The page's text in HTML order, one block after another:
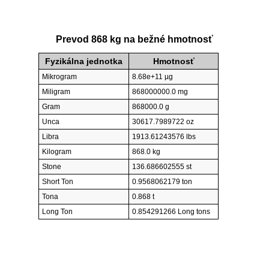
Prevod 868 kg na bežné hmotnosť
Fyzikálna jednotka Hmotnosť
Mikrogram
8.68e+11 µg
Miligram
868000000.0 mg
Gram
868000.0 g
Unca
30617.7989722 oz
Libra
1913.61243576 lbs
Kilogram
868.0 kg
Stone
136.686602555 st
Short Ton
0.9568062179 ton
Tona
0.868 t
Long Ton
0.854291266 Long tons